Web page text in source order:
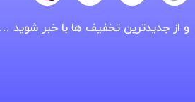
و از جدیدترین تخفیف ها با خبر شوید …